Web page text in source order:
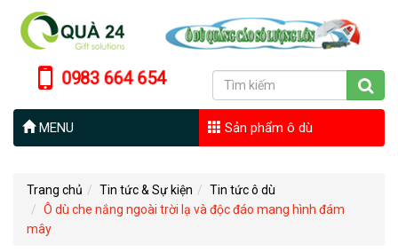
0983 664 654
MENU Sản phẩm ô dù
Trang chủ Tin tức & Sự kiện
Tin tức ô dù
Ô dù che nắng ngoài trời lạ và độc đáo mang hình đám
mây